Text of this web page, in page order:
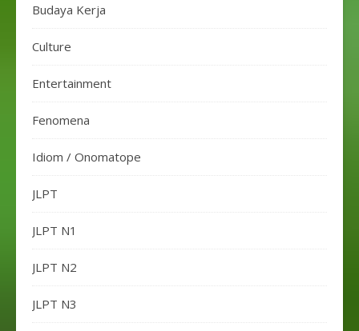
Budaya Kerja
Culture
Entertainment
Fenomena
Idiom / Onomatope
JLPT
JLPT N1
JLPT N2
JLPT N3